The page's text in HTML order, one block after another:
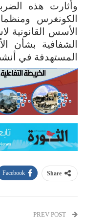
وأثارت هذه
الكونغرس
الأسس القانونية
الشفافية بشأن
المستهدفة في
Share
Facebook